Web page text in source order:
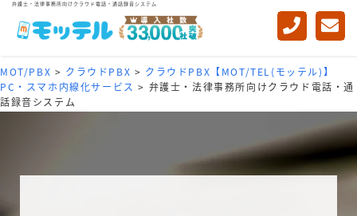
弁護士・法律事務所向けクラウド電話・通話録音システム
MOT/PBX > クラウドPBX > クラウドPBX【MOT/TEL(モッテル)】
PC・スマホ内線化サービス > 弁護士・法律事務所向けクラウド電話・通
話録音システム